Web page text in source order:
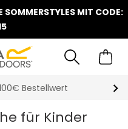
SOMMERSTYLES MIT CODE:
Bestellwert
für Kinder